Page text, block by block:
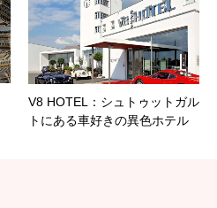
V8 HOTEL：シュトゥットガル
トにある車好きの異色ホテル